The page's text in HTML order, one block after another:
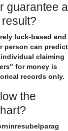
guarantee a
luck-based and
person can predict
claiming
for money is
records only.
the